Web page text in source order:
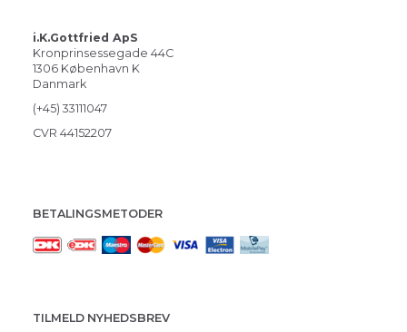
i.K.Gottfried ApS
Kronprinsessegade 44C
1306 København K
Danmark
(+45) 33111047
CVR 44152207
BETALINGSMETODER
TILMELD NYHEDSBREV